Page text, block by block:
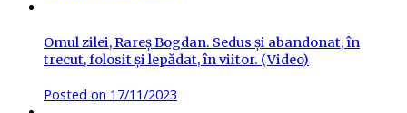
Omul zilei, Rareș Bogdan. Sedus și abandonat, în
trecut, folosit și lepădat, în viitor. (Video)
Posted on 17/11/2023